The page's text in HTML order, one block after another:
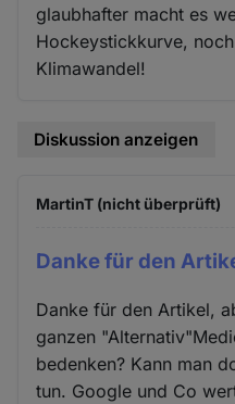
glaubhafter macht es
Hockeystickkurve,
Klimawandel!
Diskussion anzeigen
MartinT (nicht überprüft)
Danke für den
Danke für den Artikel,
ganzen
bedenken? Kann man
tun. Google und Co